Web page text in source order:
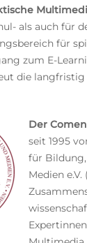
als auch für
für
zum E-
die
Der
seit 1995
für
Medien e.V.